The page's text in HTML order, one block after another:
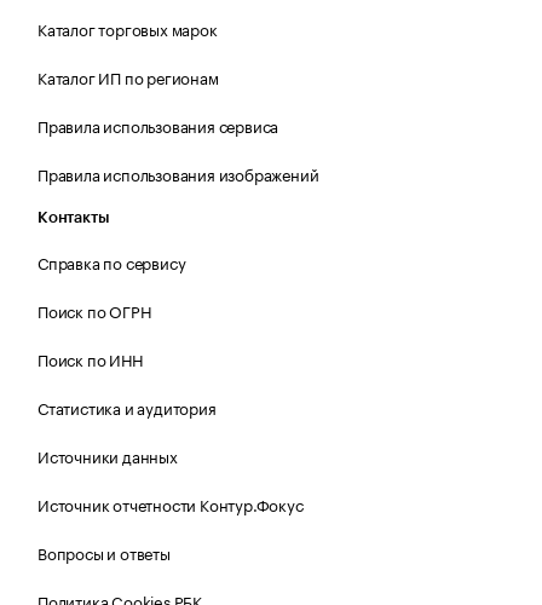
Каталог торговых марок
Каталог ИП по регионам
Правила использования сервиса
Правила использования изображений
Контакты
Справка по сервису
Поиск по ОГРН
Поиск по ИНН
Статистика и аудитория
Источники данных
Источник отчетности Контур.Фокус
Вопросы и ответы
Политика Cookies РБК